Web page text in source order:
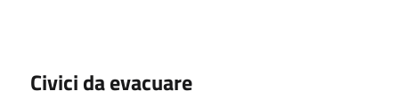
Civici da evacuare